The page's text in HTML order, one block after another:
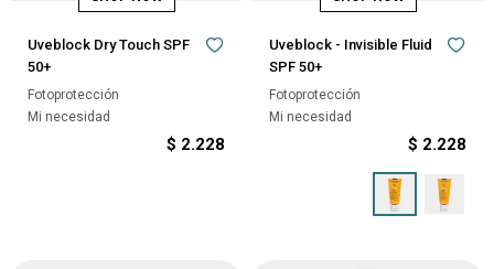
Uveblock Dry Touch SPF
50+
Fotoprotección
Mi necesidad
$ 2.228
Uveblock - Invisible Fluid
SPF 50+
Fotoprotección
Mi necesidad
$ 2.228